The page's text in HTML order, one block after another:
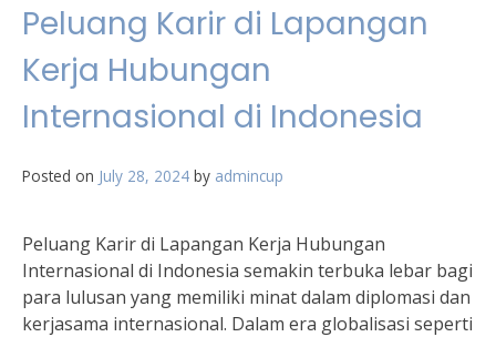
Peluang Karir di Lapangan
Kerja Hubungan
Internasional di Indonesia
Posted on July 28, 2024 by admincup
Peluang Karir di Lapangan Kerja Hubungan
Internasional di Indonesia semakin terbuka lebar bagi
para lulusan yang memiliki minat dalam diplomasi dan
kerjasama internasional. Dalam era globalisasi seperti